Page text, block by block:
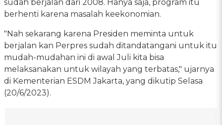
sudah berjalan dari 2008. Hanya saja, program itu
berhenti karena masalah keekonomian.
"Nah sekarang karena Presiden meminta untuk
berjalan kan Perpres sudah ditandatangani untuk itu
mudah-mudahan ini di awal Juli kita bisa
melaksanakan untuk wilayah yang terbatas," ujarnya
di Kementerian ESDM Jakarta, yang dikutip Selasa
(20/6/2023).